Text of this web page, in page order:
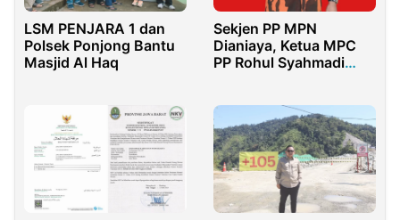
LSM PENJARA 1 dan
Polsek Ponjong Bantu
Masjid Al Haq
Sekjen PP MPN
Dianiaya, Ketua MPC
PP Rohul Syahmadi